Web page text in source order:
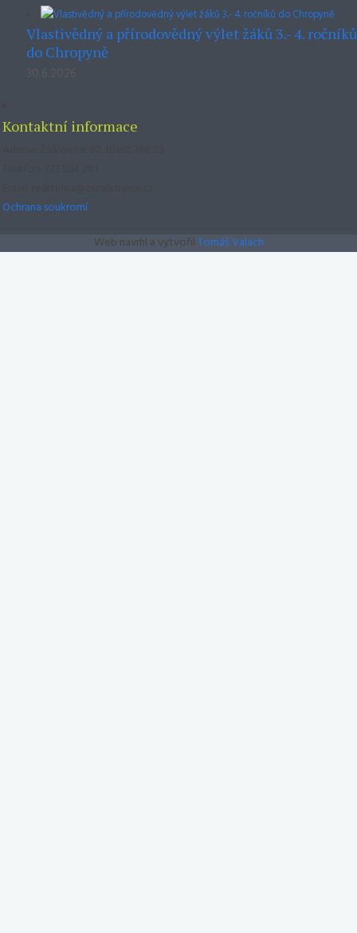
Vlastivědný a přírodovědný výlet žáků 3.- 4. ročníků
do Chropyně
30.6.2026
Kontaktní informace
Ochrana soukromí
Web navrhl a vytvořilTomáš Valach